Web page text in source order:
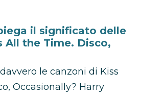
il significato delle
All the Time. Disco,
le canzoni di Kiss
Occasionally? Harry